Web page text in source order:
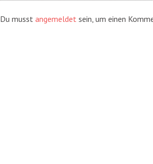
Du musst angemeldet sein, um einen